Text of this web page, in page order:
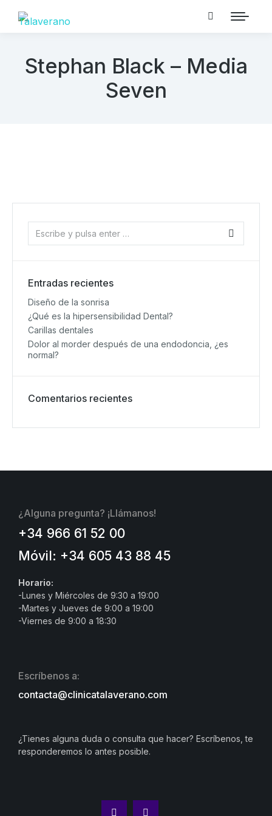
Stephan Black – Media
Seven
Entradas recientes
Diseño de la sonrisa
¿Qué es la hipersensibilidad Dental?
Carillas dentales
Dolor al morder después de una endodoncia, ¿es
normal?
Comentarios recientes
¿Alguna pregunta? ¡Llámanos!
+34 966 61 52 00
Móvil: +34 605 43 88 45
Horario:
-Lunes y Miércoles de 9:30 a 19:00
-Martes y Jueves de 9:00 a 19:00
-Viernes de 9:00 a 18:30
Escríbenos a:
contacta@clinicatalaverano.com
¿Tienes alguna duda o consulta que hacer? Escríbenos, te
responderemos lo antes posible.